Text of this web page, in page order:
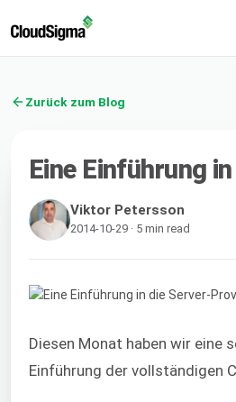
Zurück zum Blog
Eine Einführung
Viktor Petersson
2014-10-29 · 5 min read
Diesen Monat haben wir eine
Einführung der vollständigen